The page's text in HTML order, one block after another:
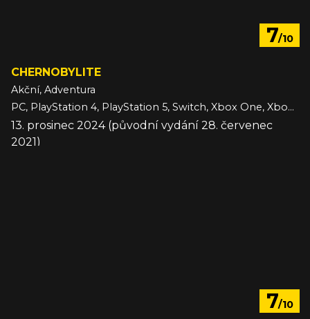
7/10
CHERNOBYLITE
Akční, Adventura
PC, PlayStation 4, PlayStation 5, Switch, Xbox One, Xbox Series
13. prosinec 2024 (původní vydání 28. červenec
2021)
7/10